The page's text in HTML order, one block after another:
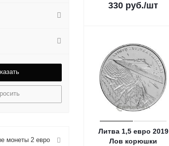
330 руб./шт
Литва 1,5 евро 2019
Лов корюшки
монеты 2 евро